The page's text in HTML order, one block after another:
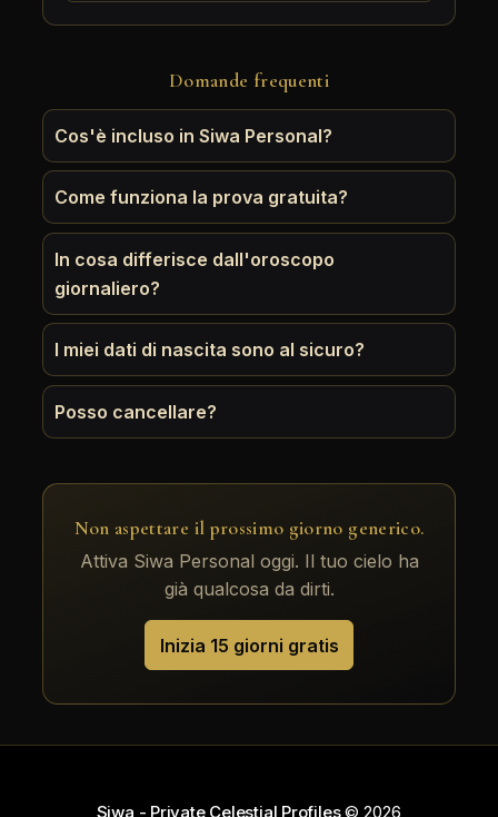
Domande frequenti
Cos'è incluso in Siwa Personal?
Come funziona la prova gratuita?
In cosa differisce dall'oroscopo
giornaliero?
I miei dati di nascita sono al sicuro?
Posso cancellare?
Non aspettare il prossimo giorno generico.
Attiva Siwa Personal oggi. Il tuo cielo ha
già qualcosa da dirti.
Inizia 15 giorni gratis
Siwa - Private Celestial Profiles© 2026